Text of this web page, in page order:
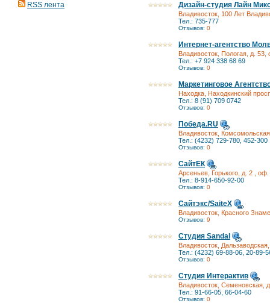
RSS лента Дизайн-студия Лайн
Владивосток, 100 Лет
Тел.: 735-777
Отзывов: 0
Интернет-агентство
Владивосток, Пологая, д. 53,
Тел.: +7 924 338 68 69
Отзывов: 0
Маркетинговое
Находка, Находкинский
Тел.: 8 (91) 709 0742
Отзывов: 0
Победа.RU
Владивосток,
Тел.: (4232) 729-780, 452-300
Отзывов: 0
СайтЕК
Арсеньев, Горького, д. 2 ,
Тел.: 8-914-650-92-00
Отзывов: 0
Сайтэкс/SaiteX
Владивосток, Красного
Отзывов: 9
Студия Sandal
Владивосток,
Тел.: (4232) 69-88-06, 20-89-
Отзывов: 0
Студия Интерактив
Владивосток, Семеновская,
Тел.: 91-66-05, 66-04-60
Отзывов: 0